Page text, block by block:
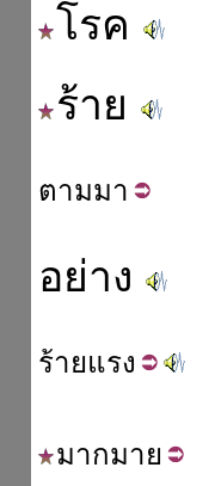
โรค
ร้าย
ตามมา
อย่าง
ร้ายแรง
มากมาย